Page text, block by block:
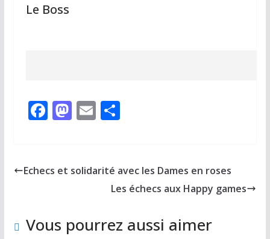
Le Boss
F
b
k
M
d
E
l
P
g
er
Echecs et solidarité avec les Dames en roses
Les échecs aux Happy games
Vous pourrez aussi aimer